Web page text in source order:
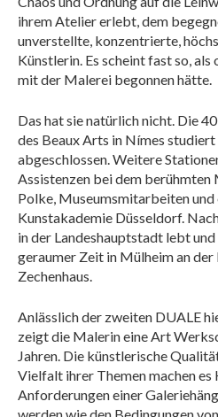
ihrem Atelier erlebt, dem
unverstellte, konzentrierte,
Künstlerin. Es scheint fast so,
mit der Malerei begonnen hätte.
Das hat sie natürlich nicht. Die
des Beaux Arts in Nímes
abgeschlossen. Weitere
Assistenzen bei dem
Polke, Museumsmitarbeiten und
Kunstakademie Düsseldorf.
in der Landeshauptstadt lebt
geraumer Zeit in Mülheim an der
Zechenhaus.
Anlässlich der zweiten DUALE
zeigt die Malerin eine Art
Jahren. Die künstlerische
Vielfalt ihrer Themen machen
Anforderungen einer